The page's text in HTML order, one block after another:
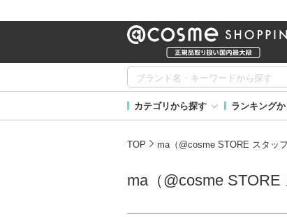
カテゴリから探す ランキング
TOP ma（@cosme STORE スタッ
ma（@cosme